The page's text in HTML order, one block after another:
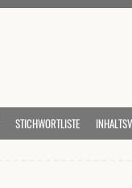
STICHWORTLISTE